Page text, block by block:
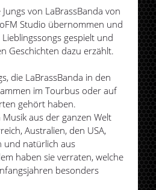
von LaBrassBanda von
Studio übernommen und
gespielt und
Geschichten dazu erzählt.
die LaBrassBanda in den
im Tourbus oder auf
gehört haben.
aus der ganzen Welt
Australien, den USA,
und natürlich aus
haben sie verraten, welche
besonders